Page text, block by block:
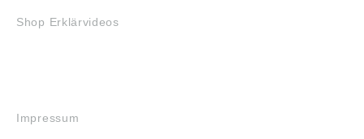
Shop Erklärvideos
Impressum